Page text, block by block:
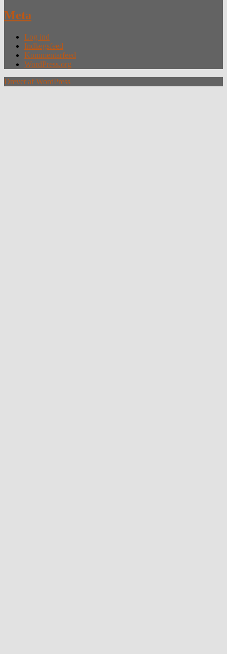
Meta
Log ind
Indlægsfeed
Kommentarfeed
WordPress.org
Drevet af WordPress